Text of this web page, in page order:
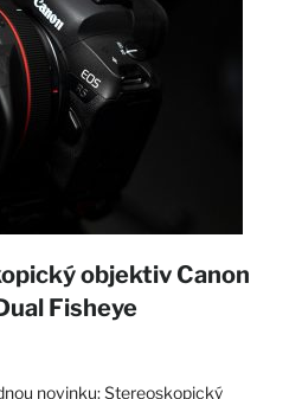
objektiv Canon
Fisheye
novinku: Stereoskopický